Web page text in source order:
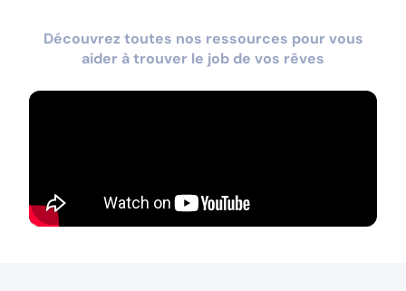
Découvrez toutes nos ressources pour vous
aider à trouver le job de vos rêves